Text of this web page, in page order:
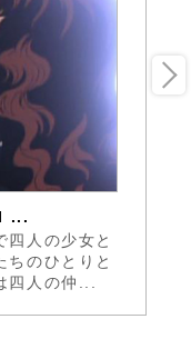
...
四人の少女と
ちのひとりと
四人の仲...